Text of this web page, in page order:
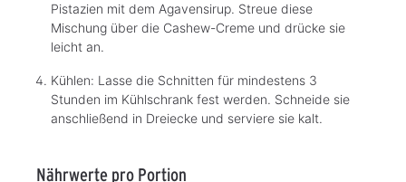
Pistazien mit dem Agavensirup. Streue diese
Mischung über die Cashew-Creme und drücke sie
leicht an.
Kühlen: Lasse die Schnitten für mindestens 3
Stunden im Kühlschrank fest werden. Schneide sie
anschließend in Dreiecke und serviere sie kalt.
Nährwerte pro Portion